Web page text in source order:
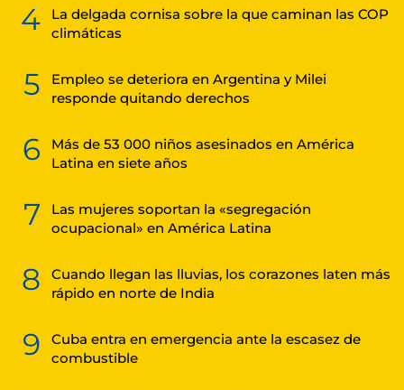
4
La delgada cornisa sobre la que caminan las COP
climáticas
5
Empleo se deteriora en Argentina y Milei
responde quitando derechos
6
Más de 53 000 niños asesinados en América
Latina en siete años
7
Las mujeres soportan la «segregación
ocupacional» en América Latina
8
Cuando llegan las lluvias, los corazones laten más
rápido en norte de India
9
Cuba entra en emergencia ante la escasez de
combustible